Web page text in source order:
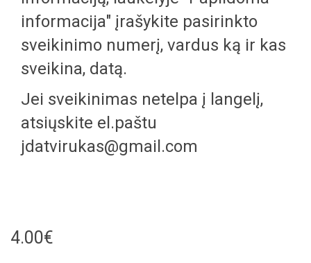
informacija" įrašykite pasirinkto
sveikinimo numerį, vardus ką ir kas
sveikina, datą.
Jei sveikinimas netelpa į langelį,
atsiųskite el.paštu
jdatvirukas@gmail.com
4.00€